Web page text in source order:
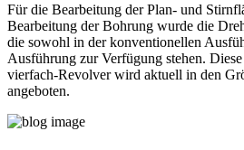
Für die Bearbeitung der Plan- und
Bearbeitung der Bohrung wurde die
die sowohl in der konventionellen
Ausführung zur Verfügung stehen.
vierfach-Revolver wird aktuell in den
angeboten.